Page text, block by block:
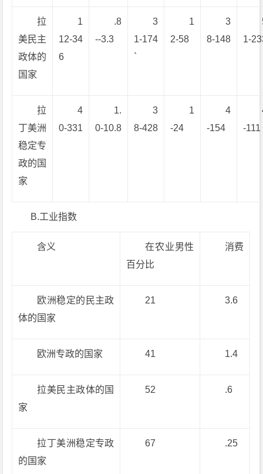
拉
美民主
政体的
国家
1
12-34
6
.8
--3.3
3
1-174
`
1
2-58
3
8-148
1-
拉
丁美洲
稳定专
政的国
家
4
0-331
1.
0-10.8
3
8-428
1
-24
4
-154
-111
B.工业指数
含义
在农业男性
百分比
消费
欧洲稳定的民主政
体的国家
21 3.6
欧洲专政的国家 41 1.4
拉美民主政体的国
家
52 .6
拉丁美洲稳定专政
的国家
67 .25